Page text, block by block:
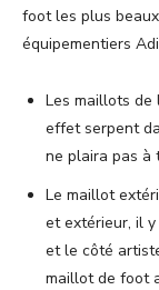
foot les plus
équipementiers
Les maillots de
effet serpent
ne plaira pas à
Le maillot
et extérieur, il y
et le côté
maillot de foot